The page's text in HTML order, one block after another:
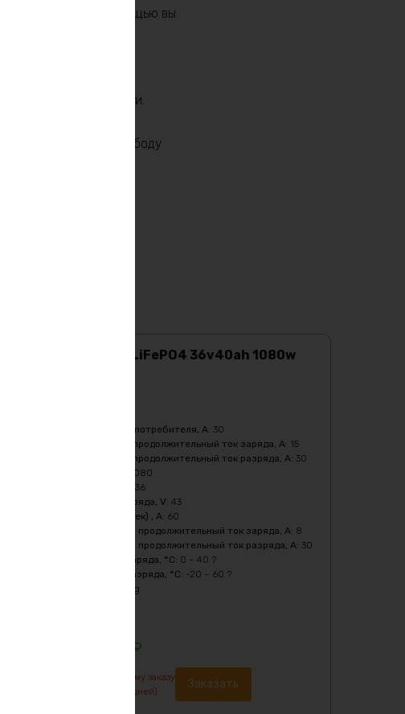
С его помощью вы
и силы на ненужные
и надежности.
проекте. Не дайте
даст вам свободу
Аккумулятор LiFePO4 36v40ah 1080w
Бмс плата -ток потребителя, A: 30
Максимальный продолжительный ток заряда, A: 15
Максимальный продолжительный ток разряда, A: 30
1080
36
Напряжение заряда, V: 43
Пиковый ток (1сек) , A: 60
Рекомендуемый продолжительный ток заряда, A: 8
Рекомендуемый продолжительный ток разряда, A: 30
Температура заряда, °C: 0 ~ 40 ?
Температура разряда, °C: -20 ~ 60 ?
36.jpg
₽
По предварительному заказу
(изготовление от 7 дней)
Заказать